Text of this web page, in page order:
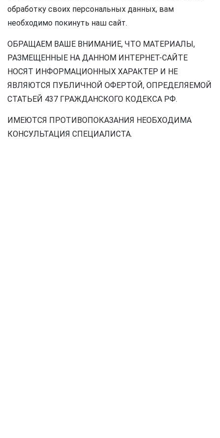
обработку своих персональных данных, вам
необходимо покинуть наш сайт.
ОБРАЩАЕМ ВАШЕ ВНИМАНИЕ, ЧТО МАТЕРИАЛЫ,
РАЗМЕЩЕННЫЕ НА ДАННОМ ИНТЕРНЕТ-САЙТЕ
НОСЯТ ИНФОРМАЦИОННЫХ ХАРАКТЕР И НЕ
ЯВЛЯЮТСЯ ПУБЛИЧНОЙ ОФЕРТОЙ, ОПРЕДЕЛЯЕМОЙ
СТАТЬЕЙ 437 ГРАЖДАНСКОГО КОДЕКСА РФ.
ИМЕЮТСЯ ПРОТИВОПОКАЗАНИЯ НЕОБХОДИМА
КОНСУЛЬТАЦИЯ СПЕЦИАЛИСТА.